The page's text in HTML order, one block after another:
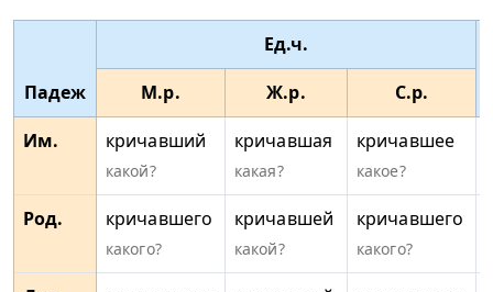
Падеж
Ед.ч.
М.р.
Ж.р.
С.р.
Им.
кричавший
какой?
кричавшая
какая?
кричавшее
какое?
Род. кричавшего
какого?
кричавшей
какой?
кричавшего
какого?